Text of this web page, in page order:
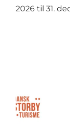
2026 til 31.